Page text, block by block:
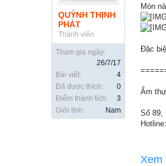
QUỲNH THỊNH
PHÁT
Thành viên
Tham gia ngày:
26/7/17
Bài viết:
4
Đã được thích:
0
Điểm thành tích:
3
Giới tính:
Nam
Món
Đặc
Ẩm
Số 89,
Xem